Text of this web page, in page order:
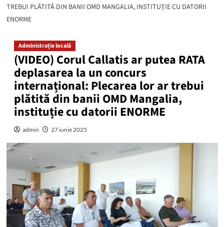
TREBUI PLĂTITĂ DIN BANII OMD MANGALIA, INSTITUȚIE CU DATORII
ENORME
Administrație locală
(VIDEO) Corul Callatis ar putea RATA
deplasarea la un concurs
internațional: Plecarea lor ar trebui
plătită din banii OMD Mangalia,
instituție cu datorii ENORME
admin 27 iunie 2025